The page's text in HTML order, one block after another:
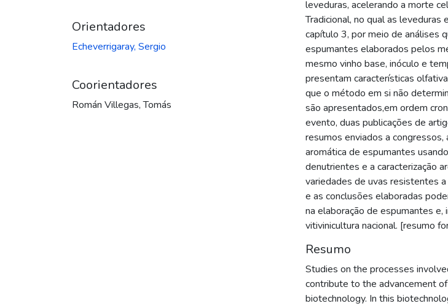
Orientadores
Echeverrigaray, Sergio
Coorientadores
Román Villegas, Tomás
leveduras, acelerando a morte
Tradicional, no qual as
capítulo 3, por meio de análises
espumantes elaborados pelos
mesmo vinho base, inóculo e
presentam características
que o método em si não
são apresentados,em ordem
evento, duas publicações de
resumos enviados a
aromática de espumantes
denutrientes e a caracterização
variedades de uvas resistentes
e as conclusões elaboradas
na elaboração de espumantes
vitivinicultura nacional. [resumo
Resumo
Studies on the processes
contribute to the advancement
biotechnology. In this